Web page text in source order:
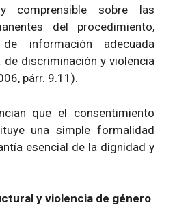
comprensible sobre las
del procedimiento,
información adecuada
discriminación y violencia
párr. 9.11).
que el consentimiento
una simple formalidad
esencial de la dignidad y
y violencia de género